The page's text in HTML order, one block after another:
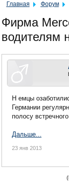
Главная Форум
Фирма
водителям
Н емцы
Германии
полосу
Дальше...
23 янв 2013